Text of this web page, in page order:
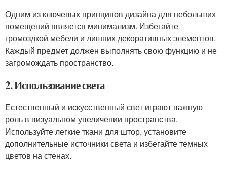
Одним из ключевых принципов дизайна для небольших
помещений является минимализм. Избегайте
громоздкой мебели и лишних декоративных элементов.
Каждый предмет должен выполнять свою функцию и не
загромождать пространство.
2. Использование света
Естественный и искусственный свет играют важную
роль в визуальном увеличении пространства.
Используйте легкие ткани для штор, установите
дополнительные источники света и избегайте темных
цветов на стенах.